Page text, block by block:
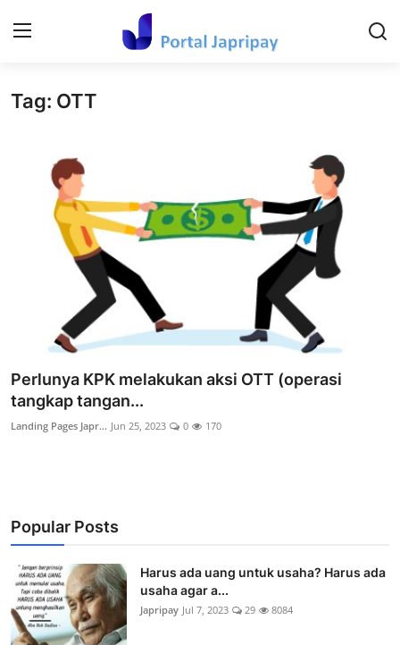
Login
Contact
Kesehatan Dan keperawatan
Hiburan dan Budaya Populer
Ekonomi dan Keuangan
Tehnology
Video Viral
Cryptocurrency
Industri Perhotelan dan Pariwisata
Berita Viral
Inovasi Transportasi dan Mobilitas
Tag: OTT
Perlunya KPK melakukan aksi OTT (operasi
tangkap tangan...
Landing Pages Japr... Jun 25, 2023 0 170
Popular Posts
Harus ada uang untuk usaha? Harus ada
usaha agar a...
Japripay Jul 7, 2023 29 8084